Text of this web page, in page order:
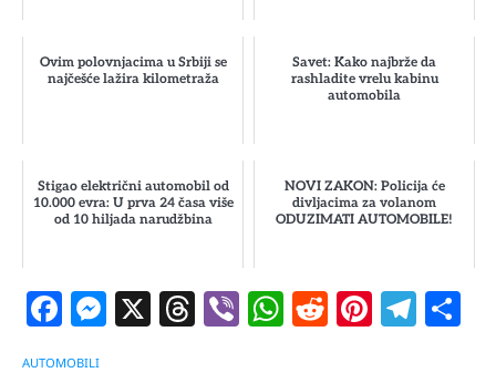
Ovim polovnjacima u Srbiji se
najčešće lažira kilometraža
Savet: Kako najbrže da
rashladite vrelu kabinu
automobila
Stigao električni automobil od
10.000 evra: U prva 24 časa više
od 10 hiljada narudžbina
NOVI ZAKON: Policija će
divljacima za volanom
ODUZIMATI AUTOMOBILE!
Facebook
Messenger
X Threads
ViberWhatsApp
Reddit
AUTOMOBILI